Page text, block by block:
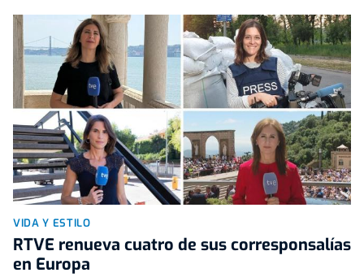
VIDA Y ESTILO
RTVE renueva cuatro de sus corresponsalías
en Europa